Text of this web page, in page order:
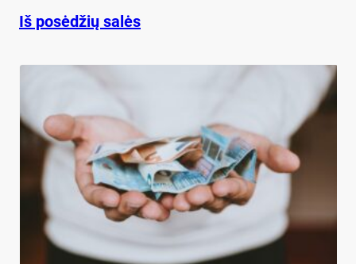
Iš posėdžių salės